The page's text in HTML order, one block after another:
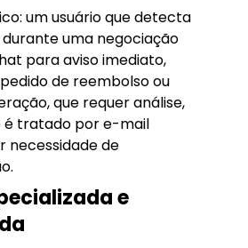
um usuário que detecta
uma negociação
para aviso imediato,
de reembolso ou
que requer análise,
tratado por e-mail
necessidade de
e